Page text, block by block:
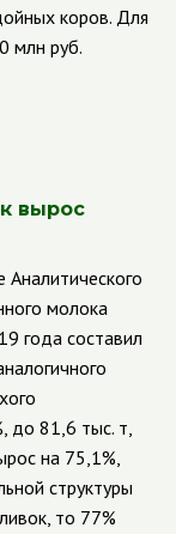
коров. Для
млн руб.
вырос
молока
года составил
до 81,6 тыс. т,
на 75,1%,
структуры
то 77%